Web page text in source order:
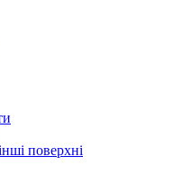
поверхні